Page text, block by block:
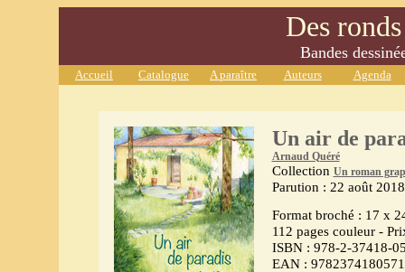
Des
Bandes
Accueil Catalogue A paraître Auteurs Agenda
Un air de
Arnaud Quéré
Collection Un roman
Parution : 22 août 2018
Format broché : 17 x
112 pages couleur -
ISBN : 978-2-37418-
EAN : 9782374180571